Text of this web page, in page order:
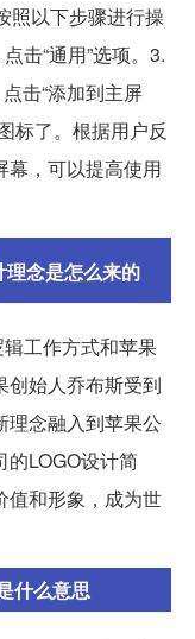
照以下步骤进行操
击“通用”选项。3.
击“添加到主屏
标了。根据用户反
幕，可以提高使用
理念是怎么来的
工作方式和苹果
创始人乔布斯受到
理念融入到苹果公
LOGO设计简
值和形象，成为世
什么意思